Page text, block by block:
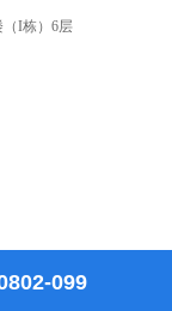
（I栋）6层
099